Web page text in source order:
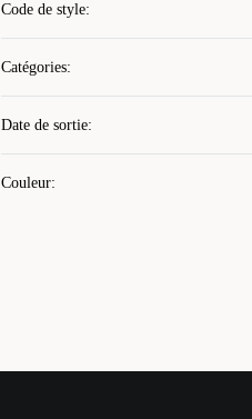
Code de style:
Catégories:
Date de sortie:
Couleur: